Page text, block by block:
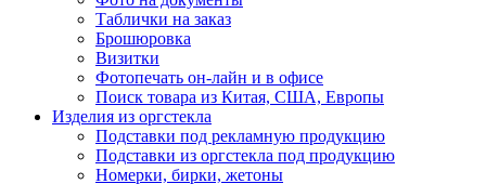
Таблички на заказ
Брошюровка
Визитки
Фотопечать он-лайн и в офисе
Поиск товара из Китая, США, Европы
Изделия из оргстекла
Подставки под рекламную продукцию
Подставки из оргстекла под продукцию
Номерки, бирки, жетоны